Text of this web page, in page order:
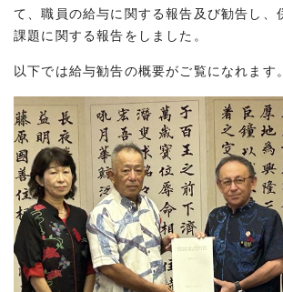
て、職員の給与に関する報告及び勧告し、
課題に関する報告をしました。
以下では給与勧告の概要がご覧になれます。